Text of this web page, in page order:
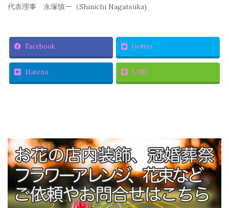
代表理事 永塚慎一（Shinichi Nagatsuka)
Facebook twitter
Hatena LINE